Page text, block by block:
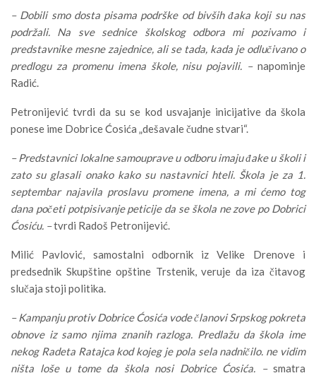
– Dobili smo dosta pisama podrške od bivših đaka koji su nas
podržali. Na sve sednice školskog odbora mi pozivamo i
predstavnike mesne zajednice, ali se tada, kada je odlučivano o
predlogu za promenu imena škole, nisu pojavili. –napominje
Radić.
Petronijević tvrdi da su se kod usvajanje inicijative da škola
ponese ime Dobrice Ćosića „dešavale čudne stvari“.
– Predstavnici lokalne samouprave u odboru imaju đake u školi i
zato su glasali onako kako su nastavnici hteli. Škola je za 1.
septembar najavila proslavu promene imena, a mi ćemo tog
dana početi potpisivanje peticije da se škola ne zove po Dobrici
Ćosiću. –tvrdi Radoš Petronijević.
Milić Pavlović, samostalni odbornik iz Velike Drenove i
predsednik Skupštine opštine Trstenik, veruje da iza čitavog
slučaja stoji politika.
– Kampanju protiv Dobrice Ćosića vode članovi Srpskog pokreta
obnove iz samo njima znanih razloga. Predlažu da škola ime
nekog Radeta Ratajca kod kojeg je pola sela nadničilo. ne vidim
ništa loše u tome da škola nosi Dobrice Ćosića. –smatra